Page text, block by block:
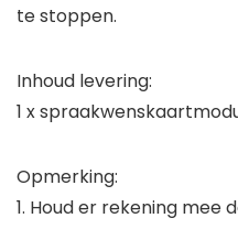
te stoppen.
Inhoud levering:
1 x
Opmerking:
1. Houd er rekening mee